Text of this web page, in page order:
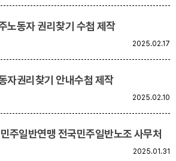
동자 권리찾기 수첩 제작
2025.02.17
권리찾기 안내수첩 제작
2025.02.10
주일반연맹 전국민주일반노조 사무처
2025.01.31